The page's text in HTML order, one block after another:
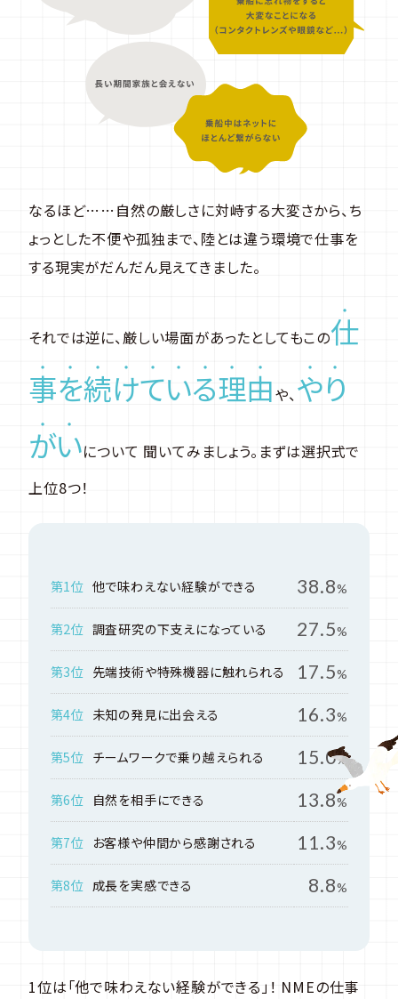
なるほど……自然の厳しさに対峙する大変さから、ち
ょっとした不便や孤独まで、陸とは違う環境で仕事を
する現実がだんだん見えてきました。
それでは逆に、厳しい場面があったとしてもこの仕
事を続けている理由や、やり
がいについて 聞いてみましょう。まずは選択式で
上位8つ！
第1位 他で味わえない経験ができる 38.8%
第2位 調査研究の下支えになっている 27.5%
第3位 先端技術や特殊機器に触れられる 17.5%
第4位 未知の発見に出会える 16.3%
第5位 チームワークで乗り越えられる 15.0%
第6位 自然を相手にできる 13.8%
第7位 お客様や仲間から感謝される 11.3%
第8位 成長を実感できる 8.8%
1位は「他で味わえない経験ができる」！ NMEの仕事